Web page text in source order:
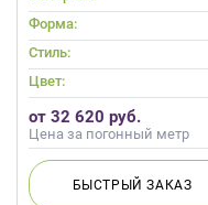
Форма:
Стиль:
Цвет:
от 32 620 руб.
Цена за погонный метр
БЫСТРЫЙЗАКАЗ